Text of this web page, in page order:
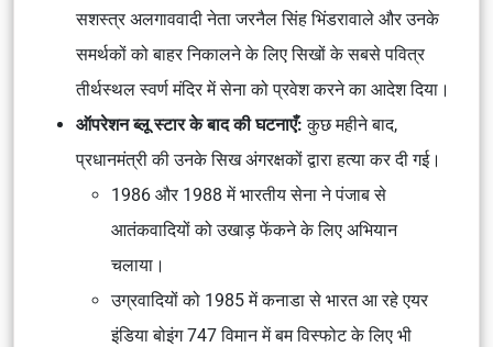
सशस्त्र अलगाववादी नेता जरनैल सिंह भिंडरावाले और उनके
समर्थकों को बाहर निकालने के लिए सिखों के सबसे पवित्र
तीर्थस्थल स्वर्ण मंदिर में सेना को प्रवेश करने का आदेश दिया।
ऑपरेशन ब्लू स्टार के बाद की घटनाएँ:कुछ महीने बाद,
प्रधानमंत्री की उनके सिख अंगरक्षकों द्वारा हत्या कर दी गई।
1986 और 1988 में भारतीय सेना ने पंजाब से
आतंकवादियों को उखाड़ फेंकने के लिए अभियान
चलाया।
उग्रवादियों को 1985 में कनाडा से भारत आ रहे एयर
इंडिया बोइंग 747 विमान में बम विस्फोट के लिए भी